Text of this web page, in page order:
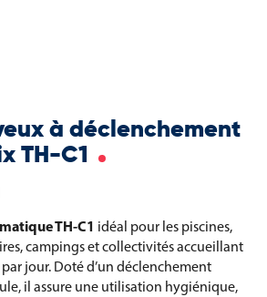
à déclenchement
TH-C1
TH-C1 idéal pour les piscines,
campings et collectivités accueillant
par jour. Doté d’un déclenchement
il assure une utilisation hygiénique,